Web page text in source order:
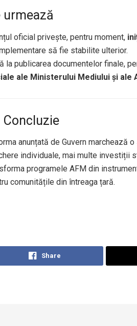
urmează
oficial privește, pentru moment,
să fie stabilite ulterior.
la publicarea documentelor finale,
ale Ministerului Mediului și ale
Concluzie
anunțată de Guvern marchează o
individuale, mai multe investiții
programele AFM din
comunitățile din întreaga țară.
Share